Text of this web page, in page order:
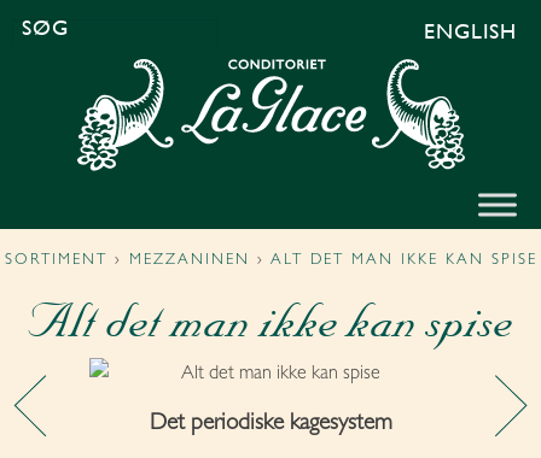
EFTER:
ENGLISH
SORTIMENT › MEZZANINEN › ALT DET MAN IKKE KAN SPISE
Alt det man ikke kan spise
Det periodiske kagesystem